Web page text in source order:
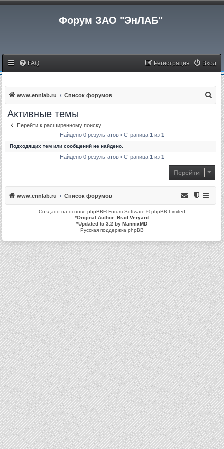
Форум ЗАО "ЭнЛАБ"
FAQ Вход
Регистрация
www.ennlab.ru Список форумов
Активные темы
Перейти к расширенному поиску
Найдено 0 результатов • Страница 1 из 1
Подходящих тем или сообщений не найдено.
Найдено 0 результатов • Страница 1 из 1
Перейти
www.ennlab.ru Список форумов
Создано на основе phpBB® Forum Software © phpBB Limited
*Original Author: Brad Veryard
*Updated to 3.2 by MannixMD
Русская поддержка phpBB